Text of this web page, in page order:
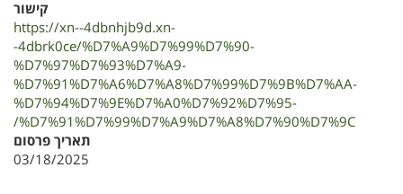
קישור
https://xn--4dbnhjb9d.xn-
-4dbrk0ce/%D7%A9%D7%99%D7%90-
%D7%97%D7%93%D7%A9-
%D7%91%D7%A6%D7%A8%D7%99%D7%9B%D7%AA-
%D7%94%D7%9E%D7%A0%D7%92%D7%95-
%D7%91%D7%99%D7%A9%D7%A8%D7%90%D7%9C/
תאריך פרסום
03/18/2025